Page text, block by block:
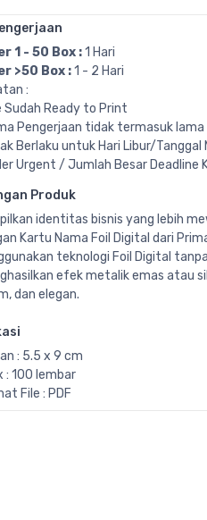
1 - 50 Box :1 Hari
>50 Box :1 - 2 Hari
:
Sudah Ready to Print
Pengerjaan tidak termasuk
Berlaku untuk Hari Libur/Tanggal
Urgent / Jumlah Besar Deadline
Produk
identitas bisnis yang lebih
Kartu Nama Foil Digital dari
teknologi Foil Digital
efek metalik emas atau
dan elegan.
: 5.5 x 9 cm
: 100 lembar
File : PDF